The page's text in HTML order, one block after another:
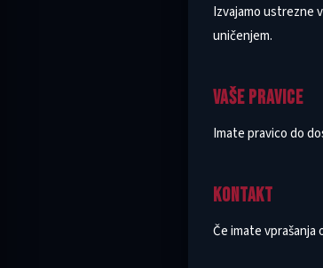
Izvajamo ustrezne
uničenjem.
VAŠE PRAVICE
Imate pravico do
KONTAKT
Če imate